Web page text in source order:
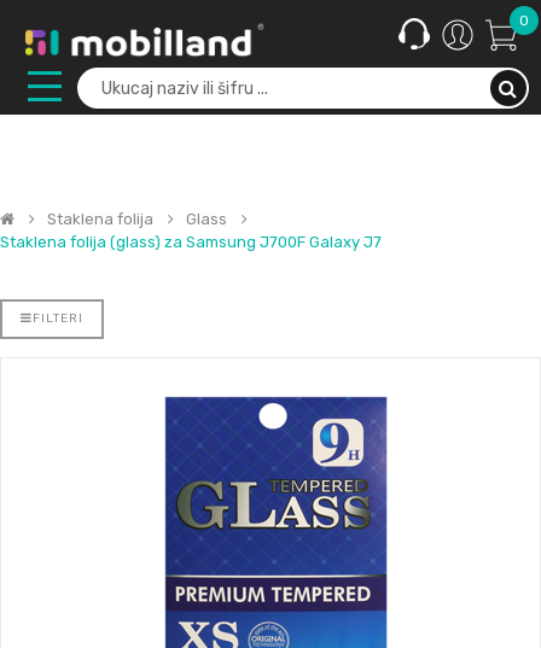
0
Staklena folija
Glass
Staklena folija (glass) za Samsung J700F Galaxy J7
FILTERI